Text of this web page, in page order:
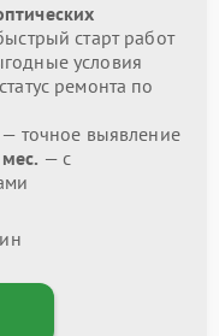
старт работ
условия
ремонта по
— точное выявление
— с